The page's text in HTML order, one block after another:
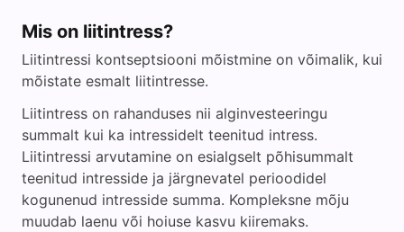
Mis on liitintress?
Liitintressi kontseptsiooni mõistmine on võimalik, kui
mõistate esmalt liitintresse.
Liitintress on rahanduses nii alginvesteeringu
summalt kui ka intressidelt teenitud intress.
Liitintressi arvutamine on esialgselt põhisummalt
teenitud intresside ja järgnevatel perioodidel
kogunenud intresside summa. Kompleksne mõju
muudab laenu või hoiuse kasvu kiiremaks.